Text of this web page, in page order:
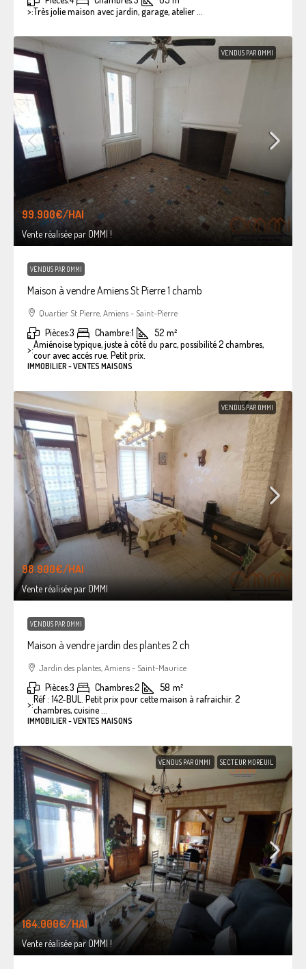
>:Très jolie maison avec jardin, garage, atelier ...
VENDUS PAR OMMI
99.900€/HAI
Vente réalisée par OMMI !
VENDUS PAR OMMI
Maison à vendre Amiens St Pierre 1 chamb
Quartier St Pierre, Amiens - Saint-Pierre
Pièces:3 Chambre:1 52 m²
>:Amiénoise typique, juste à côté du parc, possibilité 2 chambres,
cour avec accés rue. Petit prix.
IMMOBILIER - VENTES MAISONS
VENDUS PAR OMMI
98.900€/HAI
Vente réalisée par OMMI
VENDUS PAR OMMI
Maison à vendre jardin des plantes 2 ch
Jardin des plantes, Amiens - Saint-Maurice
Pièces:3 Chambres:2 58 m²
>:Réf : 142-BUL. Petit prix pour cette maison à rafraichir. 2
chambres, cuisine ...
IMMOBILIER - VENTES MAISONS
VENDUS PAR OMMI SECTEUR MOREUIL
164.000€/HAI
Vente réalisée par OMMI !